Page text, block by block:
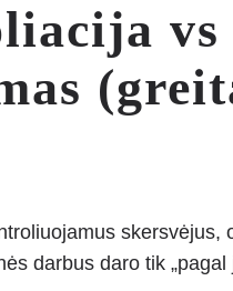
vs
skersvėjus,
darbus daro tik „pagal